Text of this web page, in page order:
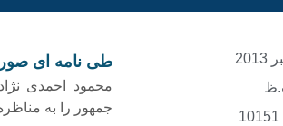
طی نامه ای
محمود احمدی
جمهور را به